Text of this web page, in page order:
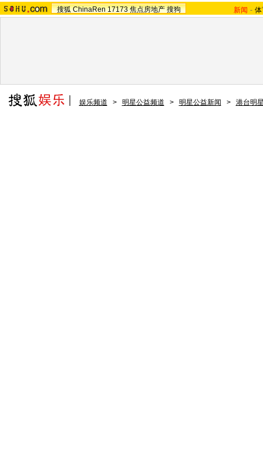
搜狐 ChinaRen 17173 焦点房地产 搜狗 新闻 -
娱乐频道 > 明星公益频道 > 明星公益新闻 > 港台明